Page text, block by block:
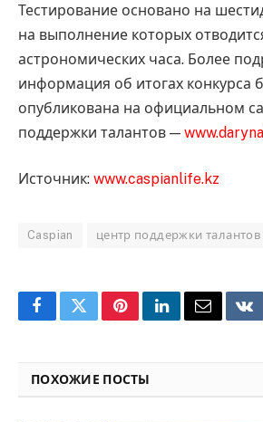
Тестирование основано на
на выполнение которых
астрономических часа. Более
информация об итогах конкурса
опубликована на официальном
поддержки талантов —
Источник: www.caspianlife.kz
Caspian центр поддержки
FacebookTwitterPinterestLinkedInEmail
ПОХОЖИЕ ПОСТЫ